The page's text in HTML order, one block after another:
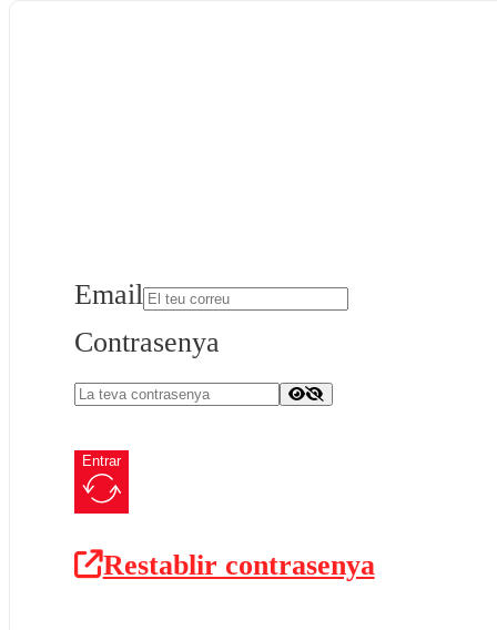
Email
Contrasenya
Entrar
Restablir contrasenya